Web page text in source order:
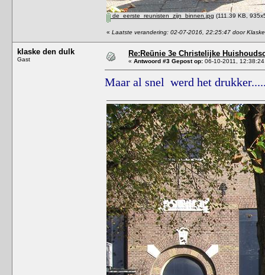
de_eerste_reunisten_zijn_binnen.jpg (111.39 KB,
« Laatste verandering: 02-07-2016, 22:25:47 door
klaske den dulk
Gast
Re:Reünie 3e Christelijke
« Antwoord #3 Gepost op: 06-10-2011,
Maar al snel werd het